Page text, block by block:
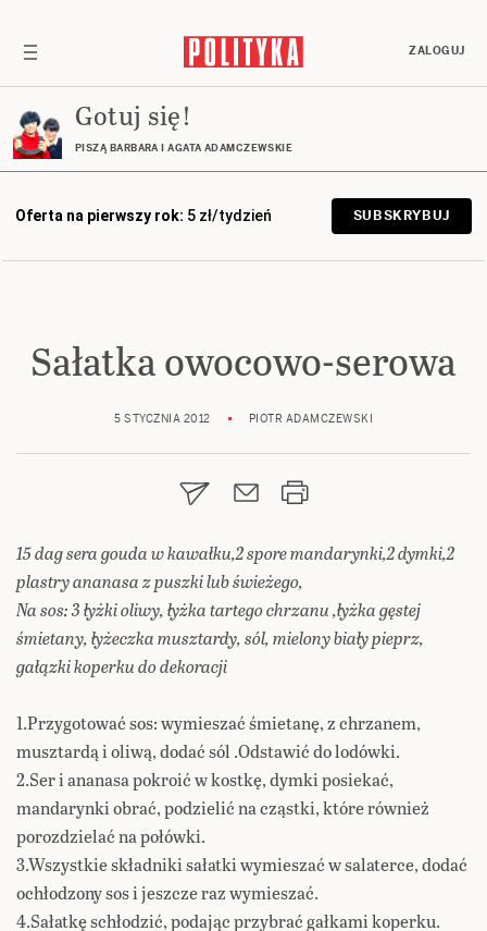
ZALOGUJ
Gotuj się!
PISZĄ BARBARA I AGATA ADAMCZEWSKIE
Oferta na pierwszy rok: 5 zł/tydzień SUBSKRYBUJ
Sałatka owocowo-serowa
5 STYCZNIA 2012 PIOTR ADAMCZEWSKI
15 dag sera gouda w kawałku,2 spore mandarynki,2 dymki,2
plastry ananasa z puszki lub świeżego,
Na sos: 3 łyżki oliwy, łyżka tartego chrzanu ,łyżka gęstej
śmietany, łyżeczka musztardy, sól, mielony biały pieprz,
gałązki koperku do dekoracji
1.Przygotować sos: wymieszać śmietanę, z chrzanem,
musztardą i oliwą, dodać sól .Odstawić do lodówki.
2.Ser i ananasa pokroić w kostkę, dymki posiekać,
mandarynki obrać, podzielić na cząstki, które również
porozdzielać na połówki.
3.Wszystkie składniki sałatki wymieszać w salaterce, dodać
ochłodzony sos i jeszcze raz wymieszać.
4.Sałatkę schłodzić, podając przybrać gałkami koperku.